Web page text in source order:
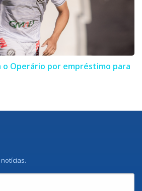
o Operário por empréstimo para